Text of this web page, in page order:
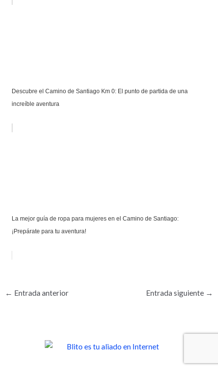
Descubre el Camino de Santiago Km 0: El punto de partida de una
increíble aventura
La mejor guía de ropa para mujeres en el Camino de Santiago:
¡Prepárate para tu aventura!
← Entrada anterior Entrada siguiente →